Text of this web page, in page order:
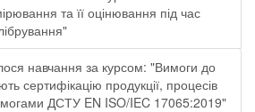
та її оцінювання під час
навчання за курсом: "Вимоги до
сертифікацію продукції, процесів
ДСТУ EN ISO/IEC 17065:2019"